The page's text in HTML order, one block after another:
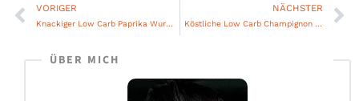
Zurück
VORIGER
Knackiger Low Carb Paprika Wurstsalat mit Käse
NÄCHSTER
Köstliche Low Carb Champignon Rahmpfanne mit Shiitake Pilzen
ÜBER MICH